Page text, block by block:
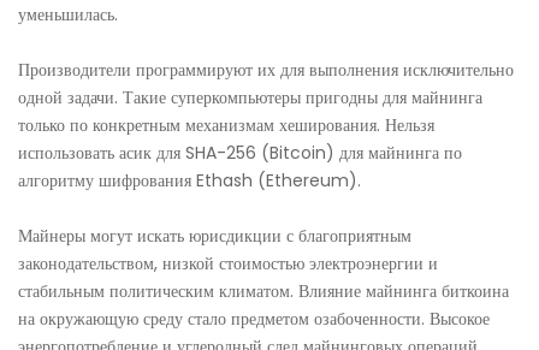
уменьшилась.
Производители программируют их для выполнения исключительно
одной задачи. Такие суперкомпьютеры пригодны для майнинга
только по конкретным механизмам хеширования. Нельзя
использовать асик для SHA-256 (Bitcoin) для майнинга по
алгоритму шифрования Ethash (Ethereum).
Майнеры могут искать юрисдикции с благоприятным
законодательством, низкой стоимостью электроэнергии и
стабильным политическим климатом. Влияние майнинга биткоина
на окружающую среду стало предметом озабоченности. Высокое